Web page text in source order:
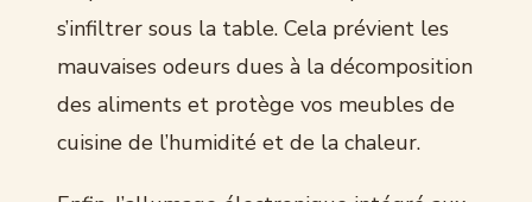
s’infiltrer sous la table. Cela prévient les
mauvaises odeurs dues à la décomposition
des aliments et protège vos meubles de
cuisine de l’humidité et de la chaleur.